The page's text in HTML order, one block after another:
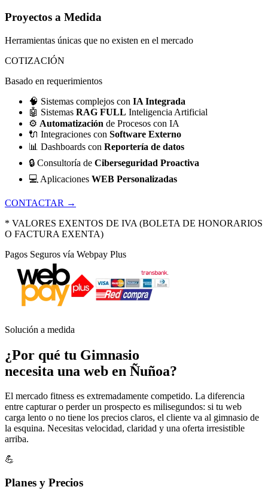
Proyectos a Medida
Herramientas únicas que no existen en el mercado
COTIZACIÓN
Basado en requerimientos
🧠 Sistemas complejos con IA Integrada
🤖 Sistemas RAG FULL Inteligencia Artificial
⚙️ Automatización de Procesos con IA
🔌 Integraciones con Software Externo
📊 Dashboards con Reportería de datos
🔒 Consultoría de Ciberseguridad Proactiva
💻 Aplicaciones WEB Personalizadas
CONTACTAR →
* VALORES EXENTOS DE IVA (BOLETA DE HONORARIOS
O FACTURA EXENTA)
Pagos Seguros vía Webpay Plus
Solución a medida
¿Por qué tu Gimnasio
necesita una web en Ñuñoa?
El mercado fitness es extremadamente competido. La diferencia
entre capturar o perder un prospecto es milisegundos: si tu web
carga lento o no tiene los precios claros, el cliente va al gimnasio de
la esquina. Necesitas velocidad, claridad y una oferta irresistible
arriba.
💪
Planes y Precios